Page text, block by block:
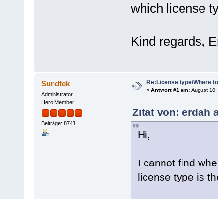
which license
Kind regards,
Sundtek
Administrator
Hero Member
Beiträge: 8743
Re:License type/Where
« Antwort #1 am: August 10,
Zitat von: erdah
Hi,
I cannot find
license type is